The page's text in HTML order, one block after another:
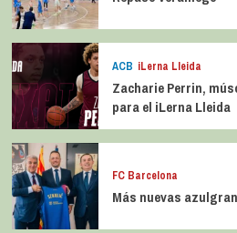
ACB iLerna Lleida
Zacharie Perrin,
para el iLerna Lleida
FC Barcelona
Más nuevas